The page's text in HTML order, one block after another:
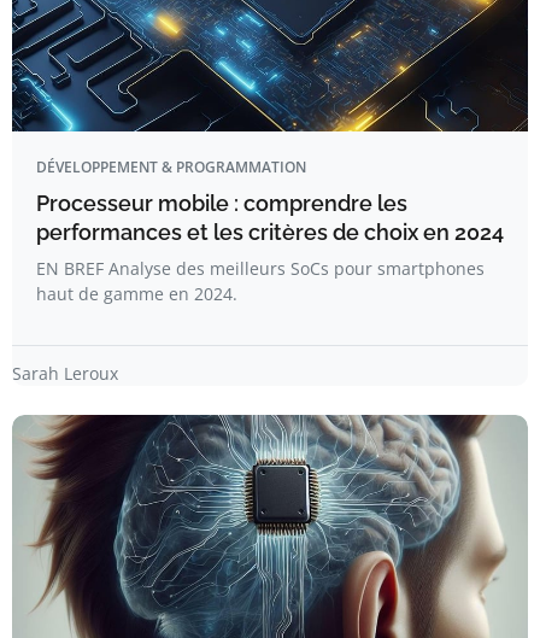
DÉVELOPPEMENT & PROGRAMMATION
Processeur mobile : comprendre les
performances et les critères de choix en 2024
EN BREF Analyse des meilleurs SoCs pour smartphones
haut de gamme en 2024.
Sarah Leroux